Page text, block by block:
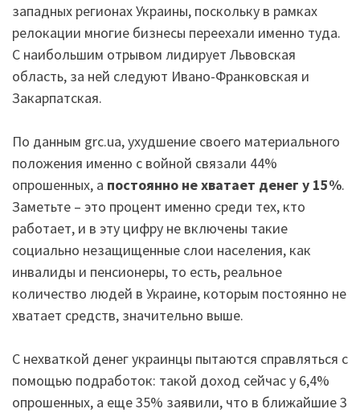
западных регионах Украины, поскольку в рамках
релокации многие бизнесы переехали именно туда.
С наибольшим отрывом лидирует Львовская
область, за ней следуют Ивано-Франковская и
Закарпатская.
По данным grc.ua, ухудшение своего материального
положения именно с войной связали 44%
опрошенных, а постоянно не хватает денег у 15%.
Заметьте – это процент именно среди тех, кто
работает, и в эту цифру не включены такие
социально незащищенные слои населения, как
инвалиды и пенсионеры, то есть, реальное
количество людей в Украине, которым постоянно не
хватает средств, значительно выше.
С нехваткой денег украинцы пытаются справляться с
помощью подработок: такой доход сейчас у 6,4%
опрошенных, а еще 35% заявили, что в ближайшие 3